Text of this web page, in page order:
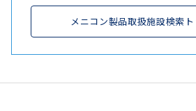
メニコン製品取扱施設検索